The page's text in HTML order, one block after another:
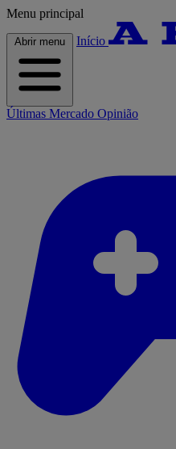
Menu principal
Abrir menu Início
Últimas Mercado Opinião